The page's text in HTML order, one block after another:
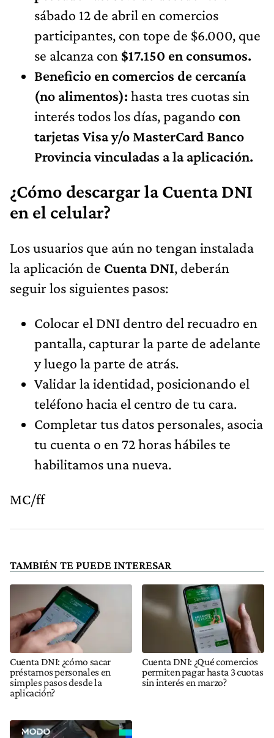
sábado 12 de abril en comercios
participantes, con tope de $6.000, que
se alcanza con $17.150 en consumos.
Beneficio en comercios de cercanía
(no alimentos): hasta tres cuotas sin
interés todos los días, pagando con
tarjetas Visa y/o MasterCard Banco
Provincia vinculadas a la aplicación.
¿Cómo descargar la Cuenta DNI
en el celular?
Los usuarios que aún no tengan instalada
la aplicación de Cuenta DNI, deberán
seguir los siguientes pasos:
Colocar el DNI dentro del recuadro en
pantalla, capturar la parte de adelante
y luego la parte de atrás.
Validar la identidad, posicionando el
teléfono hacia el centro de tu cara.
Completar tus datos personales, asocia
tu cuenta o en 72 horas hábiles te
habilitamos una nueva.
MC/ff
TAMBIÉN TE PUEDE INTERESAR
Cuenta DNI: ¿cómo sacar
préstamos personales en
simples pasos desde la
aplicación?
Cuenta DNI: ¿Qué comercios
permiten pagar hasta 3 cuotas
sin interés en marzo?